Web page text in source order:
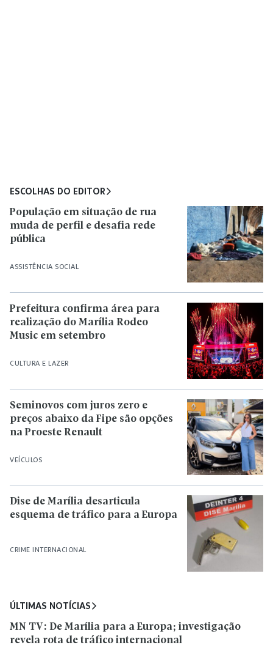
ESCOLHAS DO EDITOR
ASSISTÊNCIA SOCIAL
População em situação de rua
muda de perfil e desafia rede
pública
CULTURA E LAZER
Prefeitura confirma área para
realização do Marília Rodeo
Music em setembro
VEÍCULOS
Seminovos com juros zero e
preços abaixo da Fipe são opções
na Proeste Renault
CRIME INTERNACIONAL
Dise de Marília desarticula
esquema de tráfico para a Europa
ÚLTIMAS NOTÍCIAS
MN TV: De Marília para a Europa; investigação
revela rota de tráfico internacional